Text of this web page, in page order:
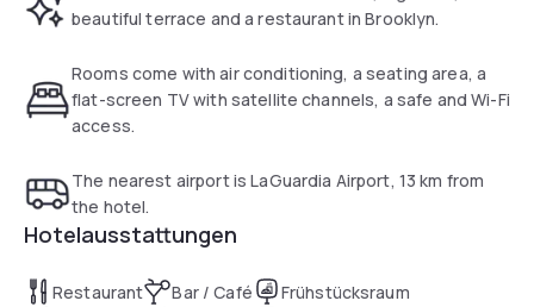
beautiful terrace and a restaurant in Brooklyn.
Rooms come with air conditioning, a seating area, a
flat-screen TV with satellite channels, a safe and Wi-Fi
access.
The nearest airport is LaGuardia Airport, 13 km from
the hotel.
Hotelausstattungen
Restaurant Bar / Café
Frühstücksraum